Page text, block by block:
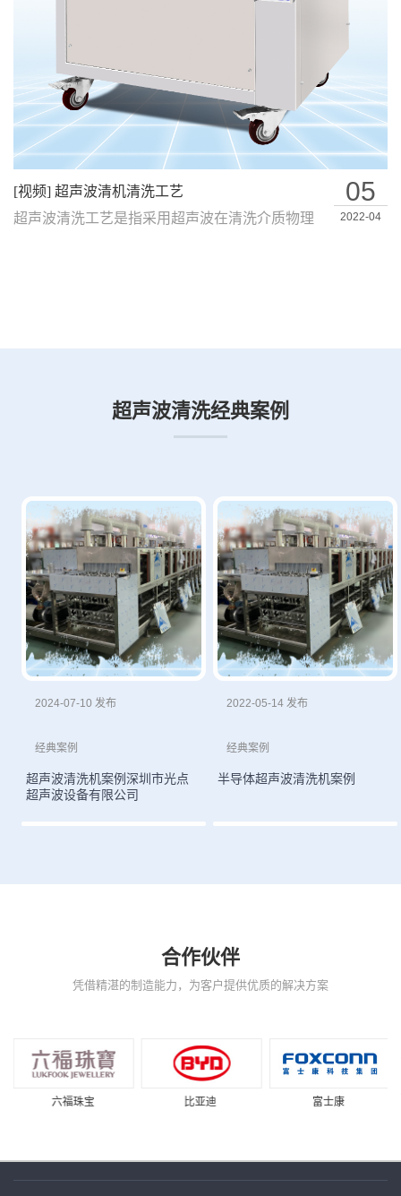
05
2022-04
[视频] 超声波清机清洗工艺
超声波清洗工艺是指采用超声波在清洗介质物理
超声波清洗经典案例
2024-07-10 发布
经典案例
超声波清洗机案例深圳市光点
超声波设备有限公司
2022-05-14 发布
经典案例
半导体超声波清洗机案例
合作伙伴
凭借精湛的制造能力，为客户提供优质的解决方案
比亚迪 富士康 华为集团